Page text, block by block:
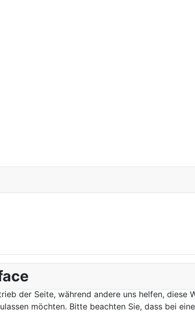
der Seite, während andere uns helfen, diese
möchten. Bitte beachten Sie, dass bei